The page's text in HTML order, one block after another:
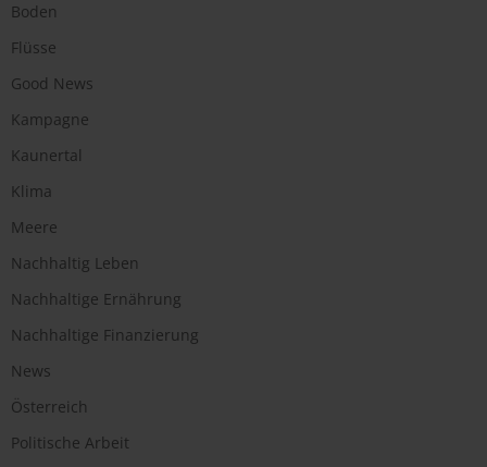
Boden
Flüsse
Good News
Kampagne
Kaunertal
Klima
Meere
Nachhaltig Leben
Nachhaltige Ernährung
Nachhaltige Finanzierung
News
Österreich
Politische Arbeit